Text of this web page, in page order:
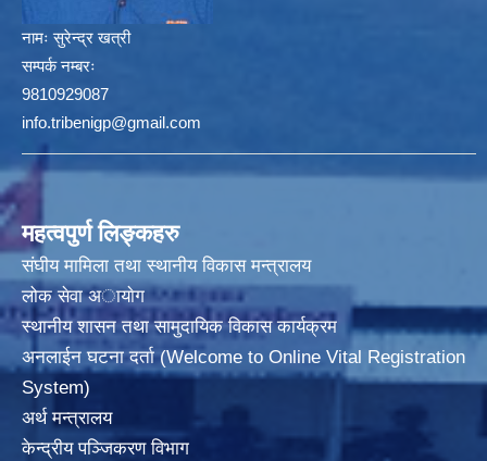
नामः सुरेन्द्र खत्री
सम्पर्क नम्बरः
9810929087
info.tribenigp@gmail.com
महत्वपुर्ण लिङ्कहरु
संघीय मामिला तथा स्थानीय विकास मन्त्रालय
लोक सेवा अायाेग
स्थानीय शासन तथा सामुदायिक विकास कार्यक्रम
अनलाईन घटना दर्ता (Welcome to Online Vital Registration
System)
अर्थ मन्त्रालय
केन्द्रीय पञ्जिकरण विभाग